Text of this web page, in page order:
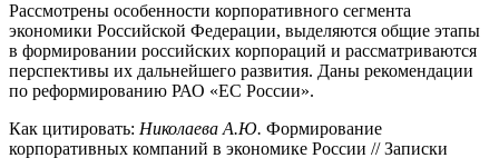
Рассмотрены особенности корпоративного сегмента
экономики Российской Федерации, выделяются общие этапы
в формировании российских корпораций и рассматриваются
перспективы их дальнейшего развития. Даны рекомендации
по реформированию РАО «ЕС России».
Как цитировать: Николаева А.Ю. Формирование
корпоративных компаний в экономике России // Записки